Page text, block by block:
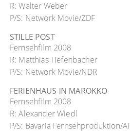
R: Walter Weber
P/S: Network Movie/ZDF
STILLE POST
Fernsehfilm 2008
R: Matthias Tiefenbacher
P/S: Network Movie/NDR
FERIENHAUS IN MAROKKO
Fernsehfilm 2008
R: Alexander Wiedl
P/S: Bavaria Fernsehproduktion/